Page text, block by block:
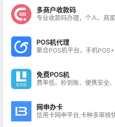
多商户收款码
专业收款码办理，个人、商
POS机代理
聚合POS机平台，手机
免费POS机
费率低、秒到账、便携安全
网申办卡
信用卡网申平台,卡种多审核